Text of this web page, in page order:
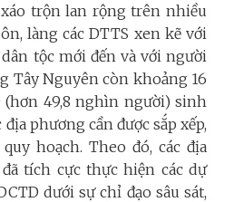
trộn lan rộng trên nhiều
làng các DTTS xen kẽ với
tộc mới đến và với người
Tây Nguyên còn khoảng 16
49,8 nghìn người) sinh
phương cần được sắp xếp,
hoạch. Theo đó, các địa
tích cực thực hiện các dự
dưới sự chỉ đạo sâu sát,